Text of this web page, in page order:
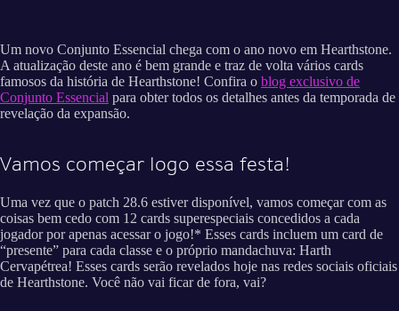
Um novo Conjunto Essencial chega com o ano novo em Hearthstone.
A atualização deste ano é bem grande e traz de volta vários cards
famosos da história de Hearthstone! Confira o blog exclusivo de
Conjunto Essencial para obter todos os detalhes antes da temporada de
revelação da expansão.
Vamos começar logo essa festa!
Uma vez que o patch 28.6 estiver disponível, vamos começar com as
coisas bem cedo com 12 cards superespeciais concedidos a cada
jogador por apenas acessar o jogo!* Esses cards incluem um card de
“presente” para cada classe e o próprio mandachuva: Harth
Cervapétrea! Esses cards serão revelados hoje nas redes sociais oficiais
de Hearthstone. Você não vai ficar de fora, vai?